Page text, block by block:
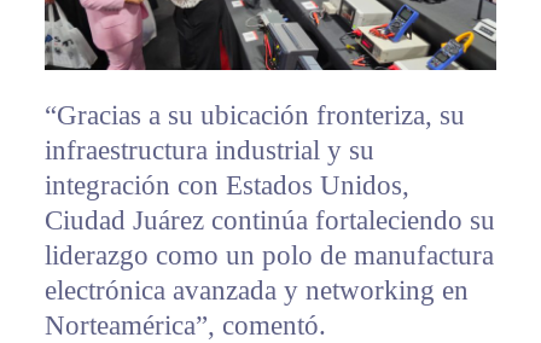
“Gracias a su ubicación fronteriza, su
infraestructura industrial y su
integración con Estados Unidos,
Ciudad Juárez continúa fortaleciendo su
liderazgo como un polo de manufactura
electrónica avanzada y networking en
Norteamérica”, comentó.